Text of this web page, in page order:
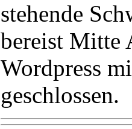
stehende
bereist Mitte
Wordpress
geschlossen.